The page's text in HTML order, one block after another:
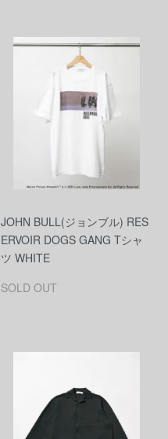
JOHN BULL(ジョンブル) RES
ERVOIR DOGS GANG Tシャ
ツ WHITE
SOLD OUT